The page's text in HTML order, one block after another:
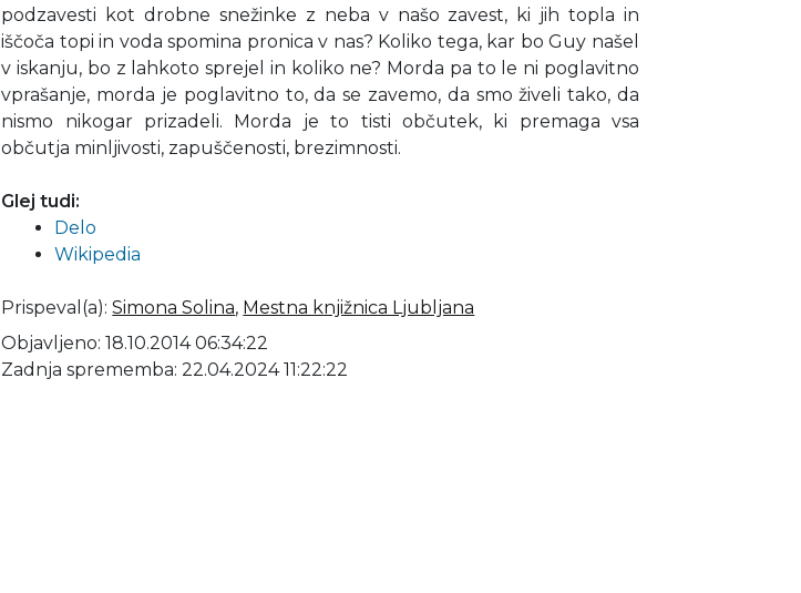
podzavesti kot drobne snežinke z neba v našo zavest, ki jih topla in
iščoča topi in voda spomina pronica v nas? Koliko tega, kar bo Guy našel
v iskanju, bo z lahkoto sprejel in koliko ne? Morda pa to le ni poglavitno
vprašanje, morda je poglavitno to, da se zavemo, da smo živeli tako, da
nismo nikogar prizadeli. Morda je to tisti občutek, ki premaga vsa
občutja minljivosti, zapuščenosti, brezimnosti.
Glej tudi:
Delo
Wikipedia
Prispeval(a):Simona Solina, Mestna knjižnica Ljubljana
Objavljeno: 18.10.2014 06:34:22
Zadnja sprememba: 22.04.2024 11:22:22